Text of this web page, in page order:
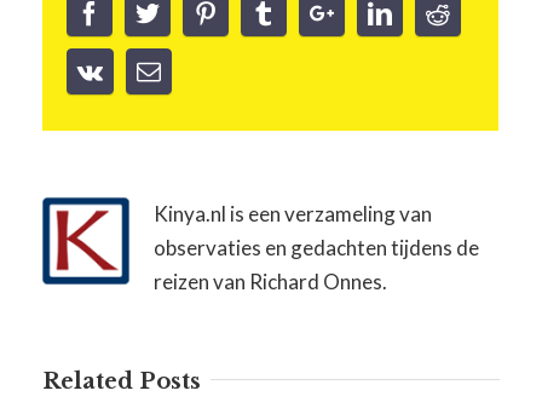
Kinya.nl is een verzameling van
observaties en gedachten tijdens de
reizen van Richard Onnes.
Related Posts